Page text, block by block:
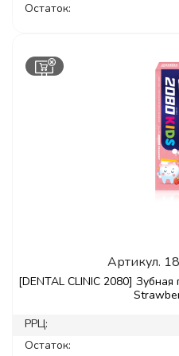
Остаток:
Артикул.
[DENTAL CLINIC 2080]
РРЦ:
Остаток: